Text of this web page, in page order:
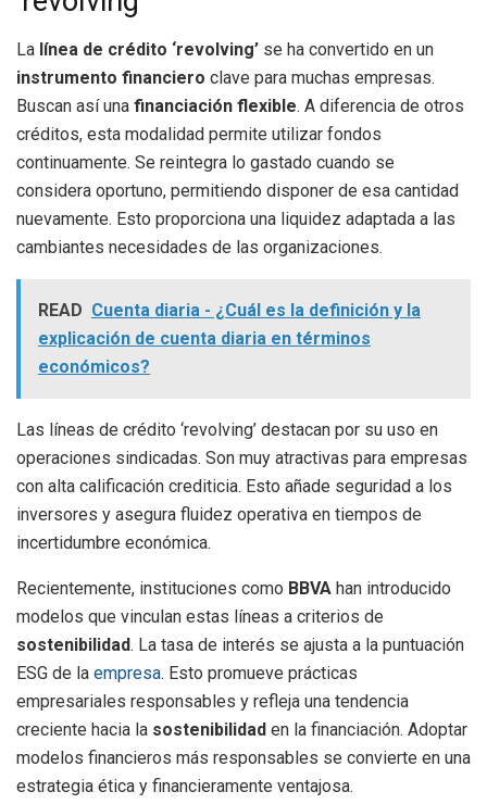
La línea de crédito ‘revolving’ se ha convertido en un
instrumento financiero clave para muchas empresas.
Buscan así una financiación flexible. A diferencia de otros
créditos, esta modalidad permite utilizar fondos
continuamente. Se reintegra lo gastado cuando se
considera oportuno, permitiendo disponer de esa cantidad
nuevamente. Esto proporciona una liquidez adaptada a las
cambiantes necesidades de las organizaciones.
READ Cuenta diaria - ¿Cuál es la definición y la
explicación de cuenta diaria en términos
económicos?
Las líneas de crédito ‘revolving’ destacan por su uso en
operaciones sindicadas. Son muy atractivas para empresas
con alta calificación crediticia. Esto añade seguridad a los
inversores y asegura fluidez operativa en tiempos de
incertidumbre económica.
Recientemente, instituciones como BBVA han introducido
modelos que vinculan estas líneas a criterios de
sostenibilidad. La tasa de interés se ajusta a la puntuación
ESG de la empresa. Esto promueve prácticas
empresariales responsables y refleja una tendencia
creciente hacia la sostenibilidad en la financiación. Adoptar
modelos financieros más responsables se convierte en una
estrategia ética y financieramente ventajosa.